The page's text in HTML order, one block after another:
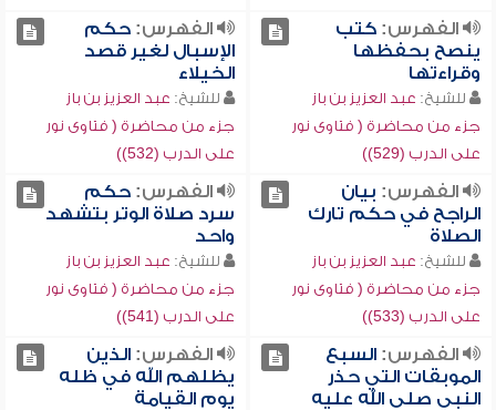
الفهرس:كتب
ينصح بحفظها
وقراءتها
للشيخ: عبد العزيز بن باز
جزء من محاضرة ( فتاوى نور
على الدرب (529))
الفهرس:حكم
الإسبال لغير قصد
الخيلاء
للشيخ: عبد العزيز بن باز
جزء من محاضرة ( فتاوى نور
على الدرب (532))
الفهرس: بيان
الراجح في حكم تارك
الصلاة
للشيخ: عبد العزيز بن باز
جزء من محاضرة ( فتاوى نور
على الدرب (533))
الفهرس:حكم
سرد صلاة الوتر بتشهد
واحد
للشيخ: عبد العزيز بن باز
جزء من محاضرة ( فتاوى نور
على الدرب (541))
الفهرس:السبع
الموبقات التي حذر
النبي صلى الله عليه
الفهرس:الذين
يظلهم الله في ظله
يوم القيامة